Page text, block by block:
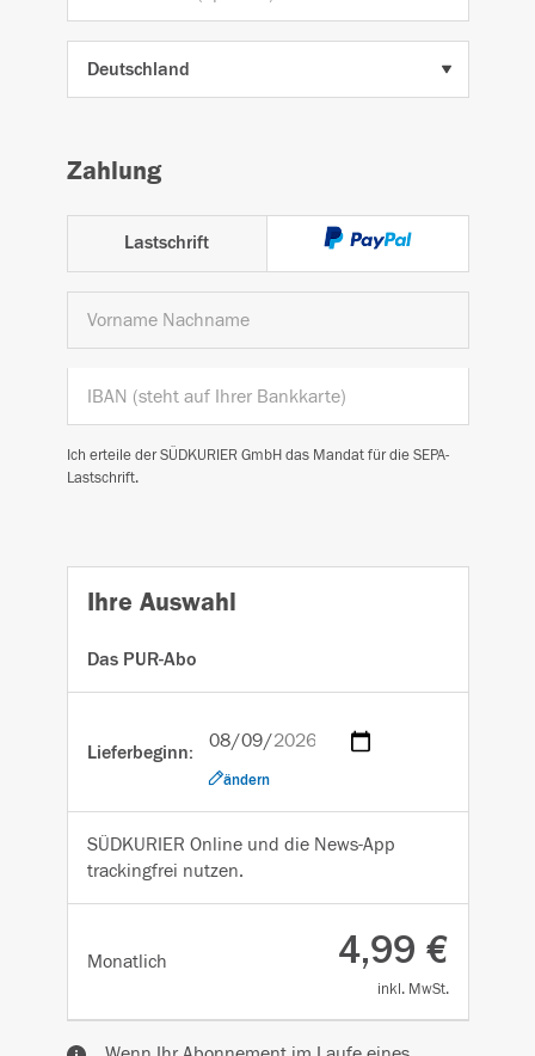
Zahlung
Lastschrift
Ich erteile der SÜDKURIER GmbH das Mandat für die SEPA-
Lastschrift.
Ihre Auswahl
Das PUR-Abo
Lieferbeginn:
ändern
SÜDKURIER Online und die News-App
trackingfrei nutzen.
Monatlich 4,99 €
inkl. MwSt.